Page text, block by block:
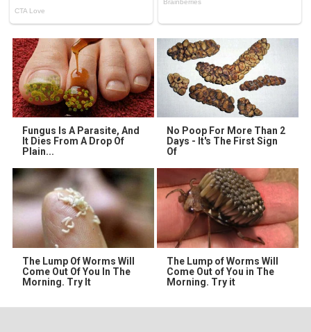
Fungus Is A Parasite, And
It Dies From A Drop Of
Plain...
No Poop For More Than 2
Days - It's The First Sign
Of
The Lump Of Worms Will
Come Out Of You In The
Morning. Try It
The Lump of Worms Will
Come Out of You in The
Morning. Try it